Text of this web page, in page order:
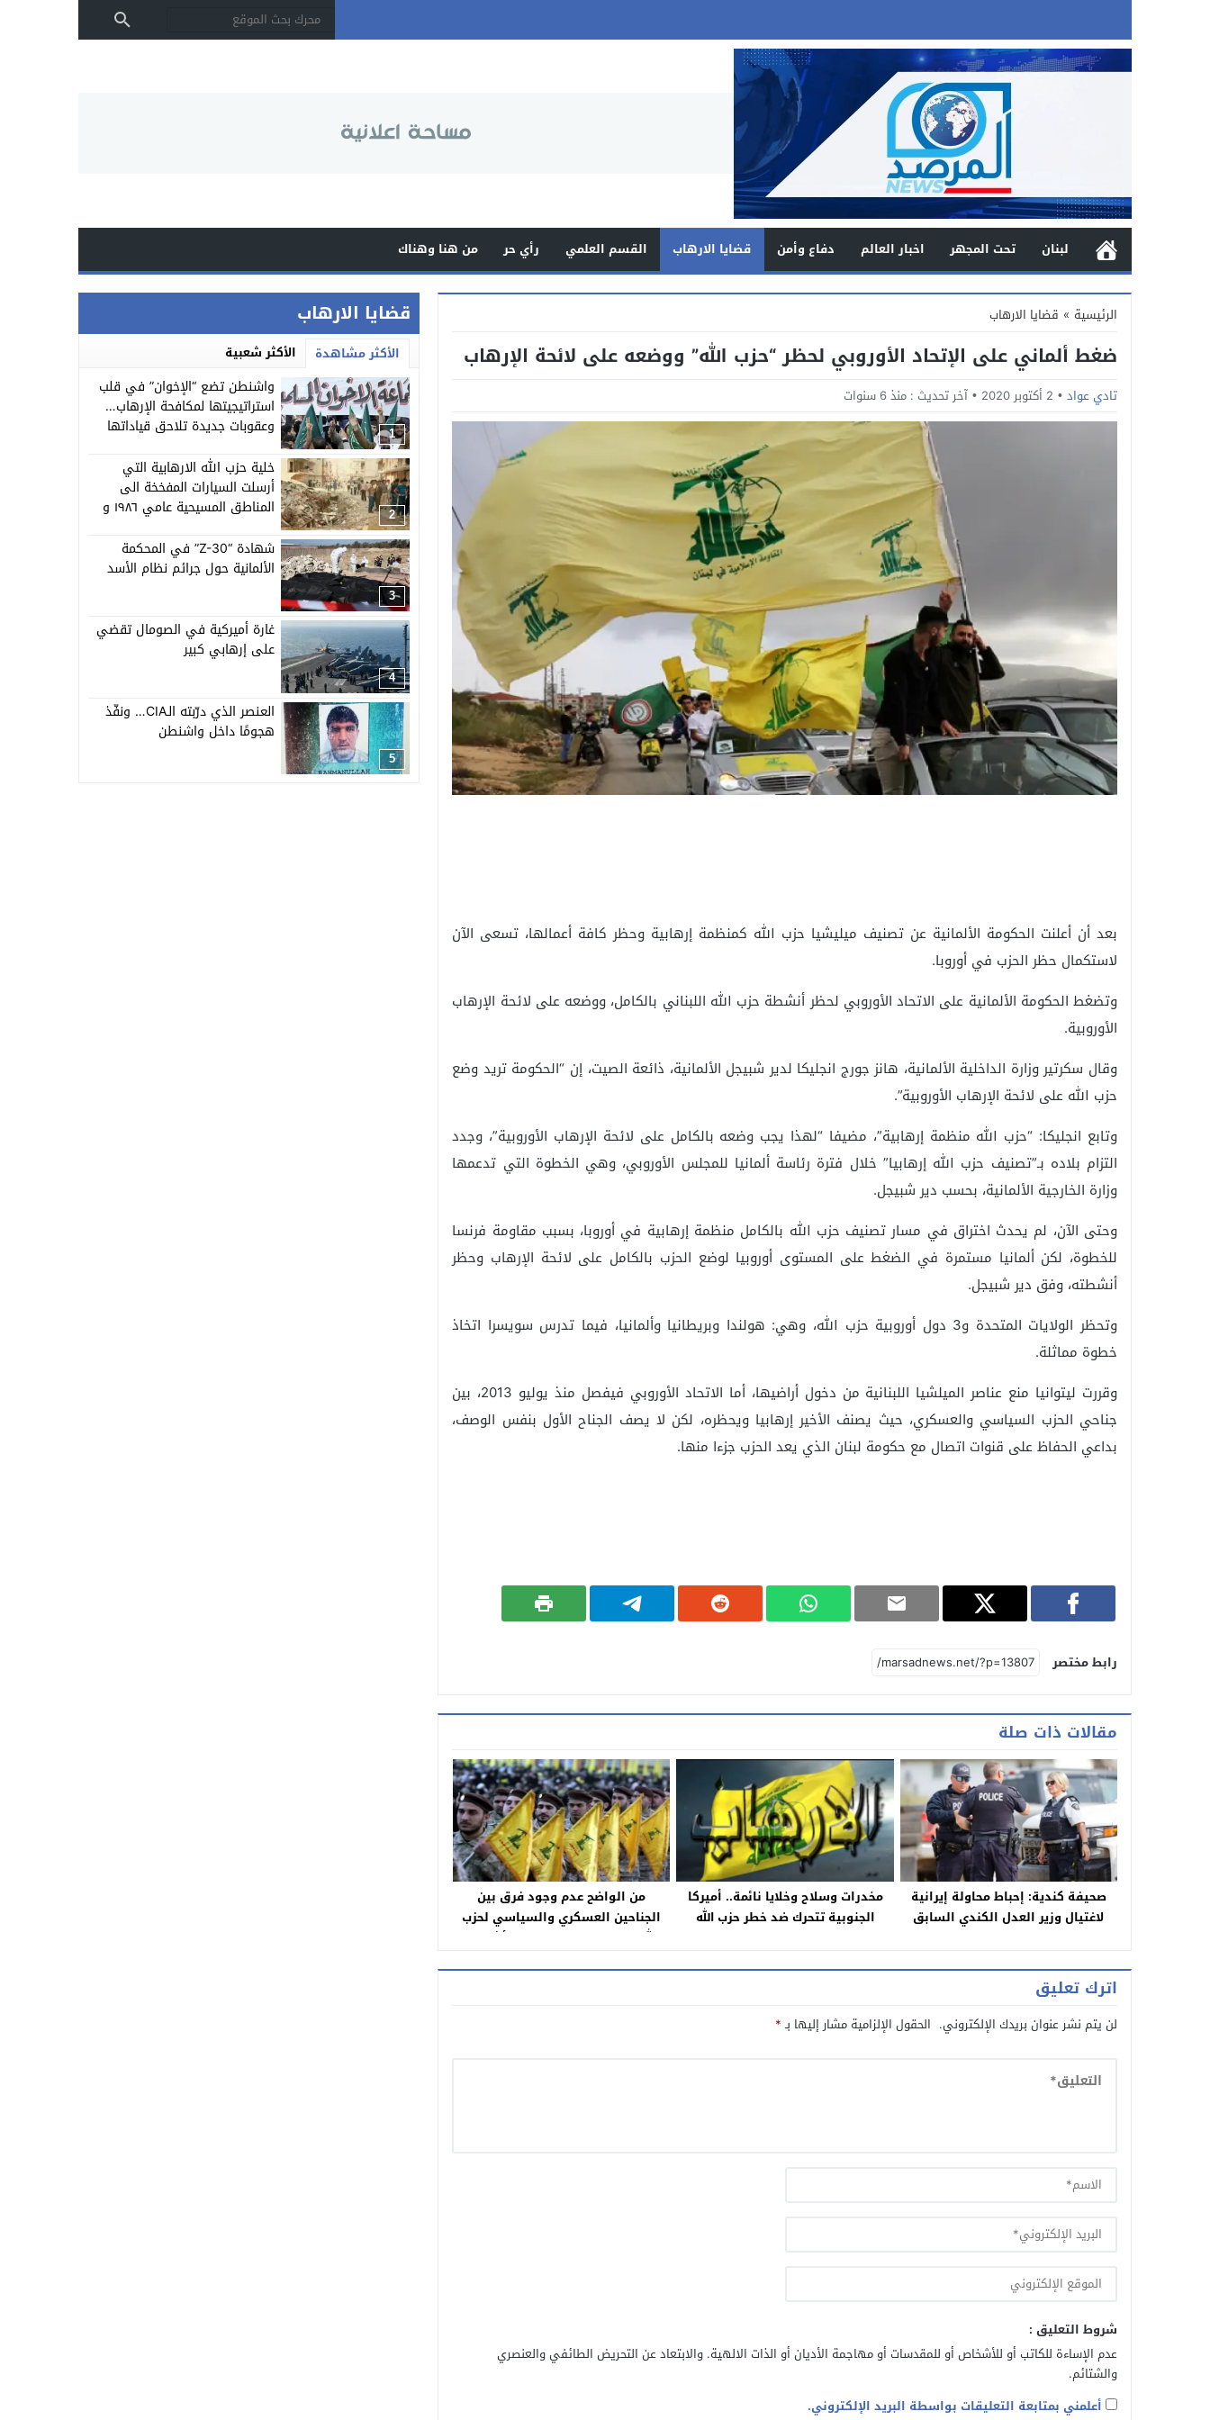
لبنان تحت المجهر اخبار العالم دفاع وأمن قضايا الارهاب القسم العلمي رأي حر من هنا وهناك
الرئيسية » قضايا الارهاب
ضغط ألماني على الإتحاد الأوروبي لحظر “حزب الله” ووضعه على لائحة الإرهاب
تادي عواد 2 أكتوبر 2020 آخر تحديث : منذ 6 سنوات
بعد أن أعلنت الحكومة الألمانية عن تصنيف ميليشيا حزب الله كمنظمة إرهابية وحظر كافة أعمالها، تسعى الآن
لاستكمال حظر الحزب في أوروبا.
وتضغط الحكومة الألمانية على الاتحاد الأوروبي لحظر أنشطة حزب الله اللبناني بالكامل، ووضعه على لائحة الإرهاب
الأوروبية.
وقال سكرتير وزارة الداخلية الألمانية، هانز جورج انجليكا لدير شبيجل الألمانية، ذائعة الصيت، إن “الحكومة تريد وضع
حزب الله على لائحة الإرهاب الأوروبية”.
وتابع انجليكا: “حزب الله منظمة إرهابية”، مضيفا “لهذا يجب وضعه بالكامل على لائحة الإرهاب الأوروبية”، وجدد
التزام بلاده بـ”تصنيف حزب الله إرهابيا” خلال فترة رئاسة ألمانيا للمجلس الأوروبي، وهي الخطوة التي تدعمها
وزارة الخارجية الألمانية، بحسب دير شبيجل.
وحتى الآن، لم يحدث اختراق في مسار تصنيف حزب الله بالكامل منظمة إرهابية في أوروبا، بسبب مقاومة فرنسا
للخطوة، لكن ألمانيا مستمرة في الضغط على المستوى أوروبيا لوضع الحزب بالكامل على لائحة الإرهاب وحظر
أنشطته، وفق دير شبيجل.
وتحظر الولايات المتحدة و3 دول أوروبية حزب الله، وهي: هولندا وبريطانيا وألمانيا، فيما تدرس سويسرا اتخاذ
خطوة مماثلة.
وقررت ليتوانيا منع عناصر الميلشيا اللبنانية من دخول أراضيها، أما الاتحاد الأوروبي فيفصل منذ يوليو 2013، بين
جناحي الحزب السياسي والعسكري، حيث يصنف الأخير إرهابيا ويحظره، لكن لا يصف الجناح الأول بنفس الوصف،
بداعي الحفاظ على قنوات اتصال مع حكومة لبنان الذي يعد الحزب جزءا منها.
رابط مختصر
مقالات ذات صلة
صحيفة كندية: إحباط محاولة إيرانية
لاغتيال وزير العدل الكندي السابق
مخدرات وسلاح وخلايا نائمة.. أميركا
الجنوبية تتحرك ضد خطر حزب الله
من الواضح عدم وجود فرق بين
الجناحين العسكري والسياسي لحزب
الله، ومن خلال حظره بكافة أشكاله
اترك تعليق
لن يتم نشر عنوان بريدك الإلكتروني. الحقول الإلزامية مشار إليها بـ*
شروط التعليق :
عدم الإساءة للكاتب أو للأشخاص أو للمقدسات أو مهاجمة الأديان أو الذات الالهية. والابتعاد عن التحريض الطائفي والعنصري
والشتائم.
أعلمني بمتابعة التعليقات بواسطة البريد الإلكتروني.
قضايا الارهاب
الأكثر مشاهدة الأكثر شعبية
1
واشنطن تضع “الإخوان” في قلب
استراتيجيتها لمكافحة الإرهاب…
وعقوبات جديدة تلاحق قياداتها
2
خلية حزب الله الارهابية التي
أرسلت السيارات المفخخة الى
المناطق المسيحية عامي ١٩٨٦ و
3
شهادة “Z-30” في المحكمة
الألمانية حول جرائم نظام الأسد
4
غارة أميركية في الصومال تقضي
على إرهابي كبير
5
العنصر الذي درّبته الـCIA… ونفّذ
هجومًا داخل واشنطن